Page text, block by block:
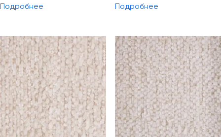
Подробнее Подробнее